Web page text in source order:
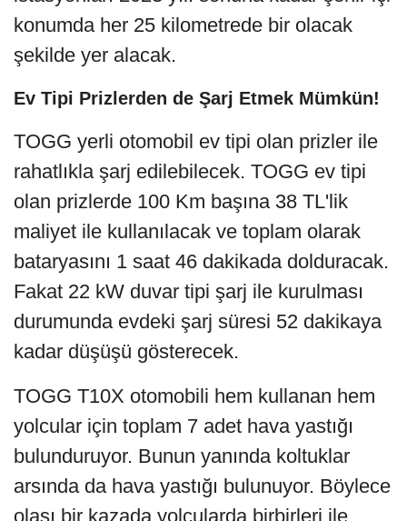
konumda her 25 kilometrede bir olacak
şekilde yer alacak.
Ev Tipi Prizlerden de Şarj Etmek Mümkün!
TOGG yerli otomobil ev tipi olan prizler ile
rahatlıkla şarj edilebilecek. TOGG ev tipi
olan prizlerde 100 Km başına 38 TL'lik
maliyet ile kullanılacak ve toplam olarak
bataryasını 1 saat 46 dakikada dolduracak.
Fakat 22 kW duvar tipi şarj ile kurulması
durumunda evdeki şarj süresi 52 dakikaya
kadar düşüşü gösterecek.
TOGG T10X otomobili hem kullanan hem
yolcular için toplam 7 adet hava yastığı
bulunduruyor. Bunun yanında koltuklar
arsında da hava yastığı bulunuyor. Böylece
olası bir kazada yolcularda birbirleri ile